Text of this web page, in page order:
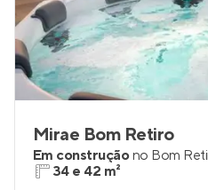
Mirae Bom Retiro
Em construçãono Bom
34 e 42 m²